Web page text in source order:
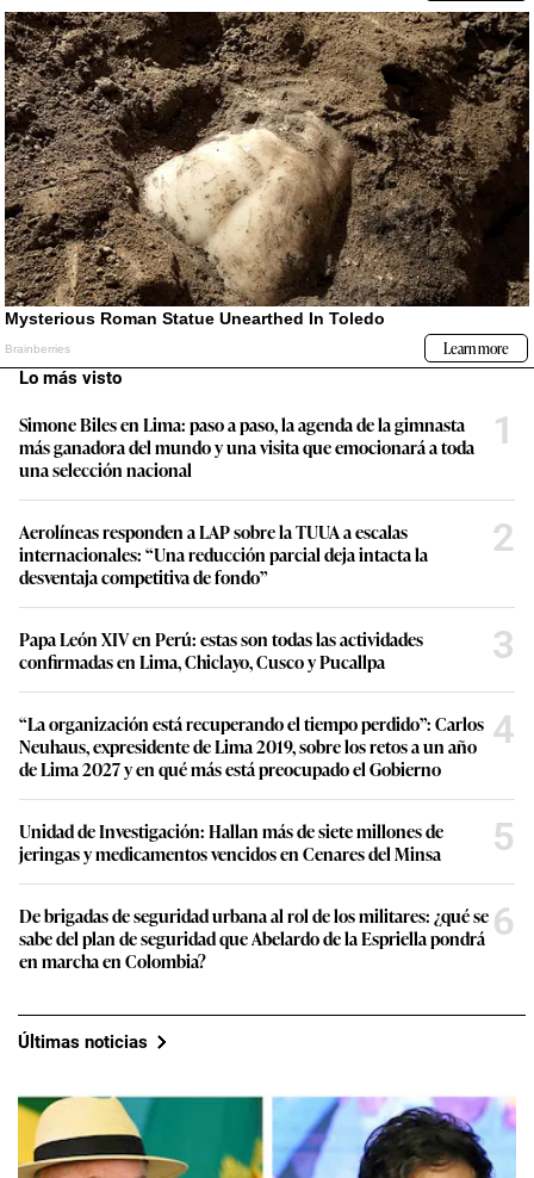
Lo más visto
Simone Biles en Lima: paso a paso, la agenda de la gimnasta
más ganadora del mundo y una visita que emocionará a toda
una selección nacional
1
Aerolíneas responden a LAP sobre la TUUA a escalas
internacionales: “Una reducción parcial deja intacta la
desventaja competitiva de fondo”
2
Papa León XIV en Perú: estas son todas las actividades
confirmadas en Lima, Chiclayo, Cusco y Pucallpa
3
“La organización está recuperando el tiempo perdido”: Carlos
Neuhaus, expresidente de Lima 2019, sobre los retos a un año
de Lima 2027 y en qué más está preocupado el Gobierno
4
Unidad de Investigación: Hallan más de siete millones de
jeringas y medicamentos vencidos en Cenares del Minsa
5
De brigadas de seguridad urbana al rol de los militares: ¿qué se
sabe del plan de seguridad que Abelardo de la Espriella pondrá
en marcha en Colombia?
6
Últimas noticias